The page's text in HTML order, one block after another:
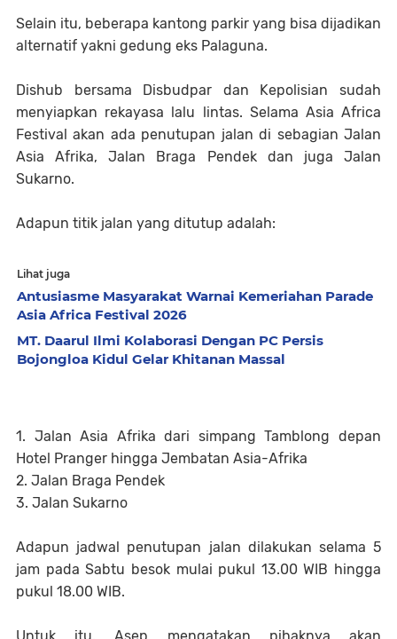
Selain itu, beberapa kantong parkir yang bisa dijadikan
alternatif yakni gedung eks Palaguna.
Dishub bersama Disbudpar dan Kepolisian sudah
menyiapkan rekayasa lalu lintas. Selama Asia Africa
Festival akan ada penutupan jalan di sebagian Jalan
Asia Afrika, Jalan Braga Pendek dan juga Jalan
Sukarno.
Adapun titik jalan yang ditutup adalah:
Lihat juga
Antusiasme Masyarakat Warnai Kemeriahan Parade
Asia Africa Festival 2026
MT. Daarul Ilmi Kolaborasi Dengan PC Persis
Bojongloa Kidul Gelar Khitanan Massal
1. Jalan Asia Afrika dari simpang Tamblong depan
Hotel Pranger hingga Jembatan Asia-Afrika
2. Jalan Braga Pendek
3. Jalan Sukarno
Adapun jadwal penutupan jalan dilakukan selama 5
jam pada Sabtu besok mulai pukul 13.00 WIB hingga
pukul 18.00 WIB.